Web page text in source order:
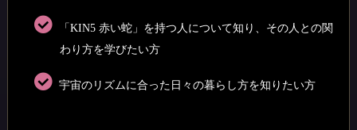
「KIN5 赤い蛇」を持つ人について知り、その人との関
わり方を学びたい方
宇宙のリズムに合った日々の暮らし方を知りたい方